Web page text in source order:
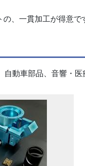
、一貫加工が得意で
自動車部品、音響・